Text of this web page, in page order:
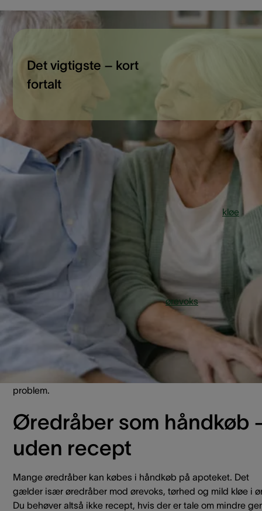
Det vigtigste – kort
fortalt
Hvad er øredråber?
Øredråber er en flydende medicin eller opløsning, som
dryppes direkte ned i øregangen. De bruges til at behandle
forskellige problemer i øret, for eksempel ørevoks, kløe
irritation eller infektion. Nogle øredråber kan købes i
mens andre kræver recept fra lægen.
Når du bruger øredråber, virker de lokalt i øret. Det betyder,
behandlingen foregår præcis dér, hvor problemet sidder.
du for eksempel har en hård prop aførevoks, kan særlige
øredråber blødgøre voksen, så den lettere kan komme ud.
Det er vigtigt at vide, at øredråber ikke er én samlet løsning.
Der findes mange typer, og de virker forskelligt. Derfor skal
altid bruge den type øredråber, som passer til netop dit
problem.
Øredråber som håndkøb
uden recept
Mange øredråber kan købes i håndkøb på apoteket. Det
gælder især øredråber mod ørevoks, tørhed og mild kløe i
Du behøver altså ikke recept, hvis der er tale om mindre